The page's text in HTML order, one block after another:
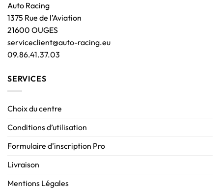
Auto Racing
1375 Rue de l’Aviation
21600 OUGES
serviceclient@auto-racing.eu
09.86.41.37.03
SERVICES
Choix du centre
Conditions d’utilisation
Formulaire d’inscription Pro
Livraison
Mentions Légales